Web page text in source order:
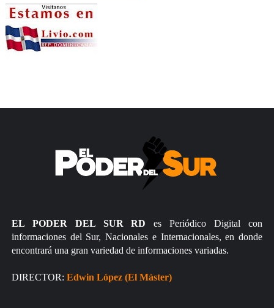
EL PODER DEL SUR RD es Periódico Digital con
informaciones del Sur, Nacionales e Internacionales, en donde
encontrará una gran variedad de informaciones variadas.
DIRECTOR: Edwin López (El Máster)